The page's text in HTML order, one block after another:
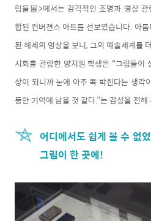
림들展>에서는 감각적인 조명과 영상
합된 컨버젼스 아트를 선보였습니다. 아
된 헤세의 영상을 보니, 그의 예술세계를
시회를 관람한 양지원 학생은 “그림들이
상이 되니까 눈에 아주 콕 박힌다는 생각
동안 기억에 남을 것 같다.”는 감상을 전
어디에서도 쉽게 볼 수 없
그림이 한 곳에!